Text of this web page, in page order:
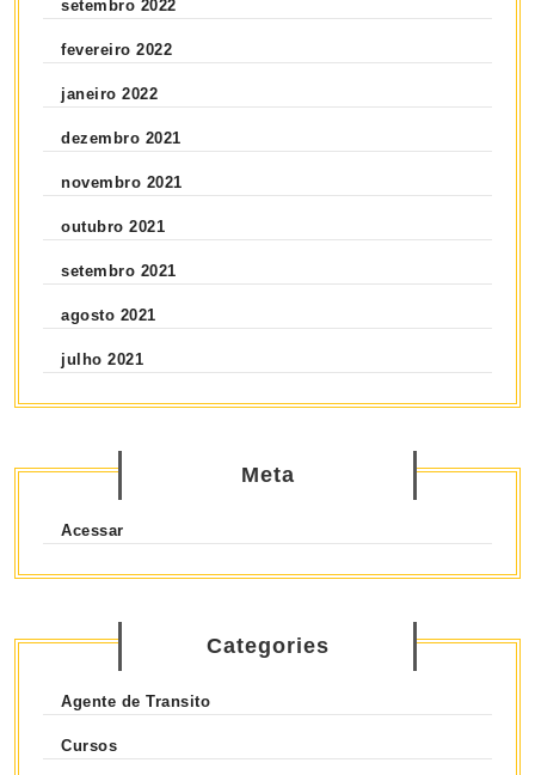
setembro 2022
fevereiro 2022
janeiro 2022
dezembro 2021
novembro 2021
outubro 2021
setembro 2021
agosto 2021
julho 2021
Meta
Acessar
Categories
Agente de Transito
Cursos